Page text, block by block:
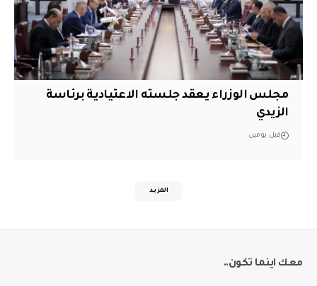
مجلس الوزراء يعقد جلسته الاعتيادية برئاسة
الزيدي
قبل يومين
المزيد
معك اينما تكون..